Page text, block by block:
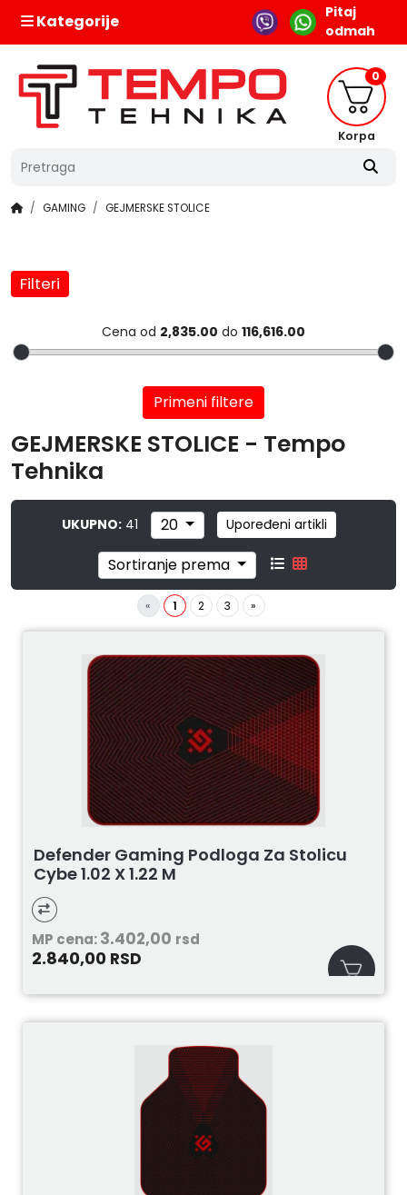
Kategorije
Pitaj
odmah
0
Korpa
GAMING GEJMERSKE STOLICE
Filteri
Cena od 2,835.00 do 116,616.00
Primeni filtere
GEJMERSKE STOLICE - Tempo
Tehnika
UKUPNO: 41 20 Upoređeni artikli
Sortiranje prema
« 1 2 3 »
Defender Gaming Podloga Za Stolicu
Cybe 1.02 X 1.22 M
MP cena:3.402,00 rsd
2.840,00 RSD